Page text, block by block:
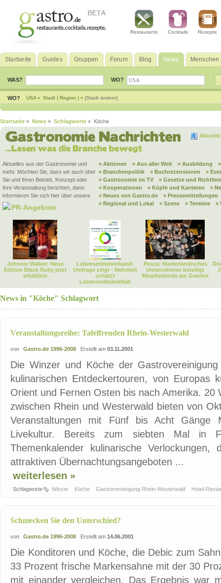
Restaurants Cocktails Rezepte
Startseite Guides Gruppen Forum Blog News Menschen
WAS? WO?
WO? USA » Stadt ( Region ) » [Stadt ändern]
Startseite » News » Schlagworte » Köche
Aktuelles aus der Gastronomie und
mehr. Möchten Sie, dass wir auch über
Sie und Ihren Betrieb, Konzept oder
Ihre Veranstaltung berichten, dann
informieren Sie sich hier über unsere
PR-Angebote
» Aktionen » Aus aller Welt » Ausbildung
» Branchenpolitik
» Buchrezensionen
»
» Gastronomie im TV
» Gesetze und
» Kooperationen
» Köpfe und Karrieren
»
» Neues von Gastro.de
» Pressemitteilungen
» Regional und Lokal
» Szene » Termine »
Johnnie Walker: Neue
Edition Black Ruby jetzt
erhältlich
Lebensmittelverband:
Umfrage zeigt - Mehrheit
schätzt
Lebensmittelvielfalt
Pesca: Niederländisches
Unternehmen beteiligt
Mitarbeitende am Gewinn
News in "Köche" Schlagwort
Veranstaltungsreihe: Tafelfreuden Rhein-Westerwald
von Gastro.de 1996-2008 Erstellt am 03.11.2001
Die Winzer und Köche der
kulinarischen Entdeckertouren, von Europas
Orient und Fernen Osten bis nach Amerika. 20
zwischen Rhein und Westerwald bieten von
Veranstaltungen mit Fünf bis Acht Gänge
Livekultur. Bereits zum siebten Mal in
Themenkalender kulinarische
attraktiven Übernachtungsangeboten ...
weiterlesen »
Schlagworte Winzer Köche Gastrovereinigung Rhein-Westerwald Hotel-
Schmecken Sie den Unterschied?
von Gastro.de 1996-2008 Erstellt am 14.06.2001
Die Konditoren und Köche, die Debic zum
33 Prozent frische Markensahne mit der 30
mit einander vergleichen. Das Ergebnis war